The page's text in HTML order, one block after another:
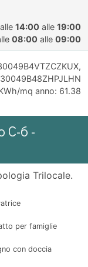
14:00 alle 19:00
08:00 alle 09:00
mq anno: 61.38
C-6 -
Trilocale.
per famiglie
con doccia